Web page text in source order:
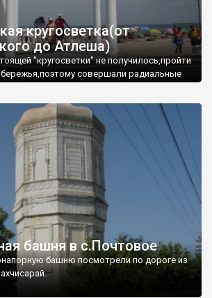
кругосветка(от
до Атлеша)
"кругосветки" не получилось,пройти
совершали радиальные
башня в с.Почтовое
башню посмотрели по дороге из